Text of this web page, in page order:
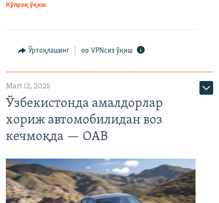
Кўпроқ ўқиш
Ўртоқлашинг VPNсиз ўқиш
Mart 12, 2025
Ўзбекистонда амалдорлар
хориж автомобилидан воз
кечмоқда — ОАВ